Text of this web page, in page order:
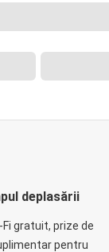
deplasării
gratuit, prize de
pentru